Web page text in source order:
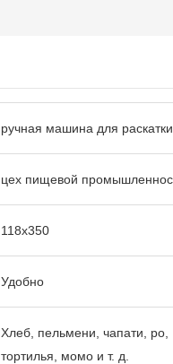
ручная машина для раскатки
цех пищевой
118x350
Удобно
Хлеб, пельмени, чапати, ро,
тортилья, момо и т. д.